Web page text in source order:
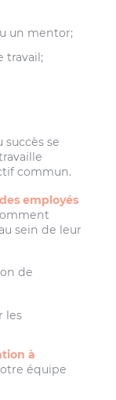
un mentor;
travail;
se
commun.
employés
sein de leur
de
les
à
équipe